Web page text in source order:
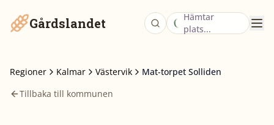
Gårdslandet
Hämtar
plats...
Regioner Kalmar Västervik
Mat-torpet Solliden
Tillbaka till kommunen